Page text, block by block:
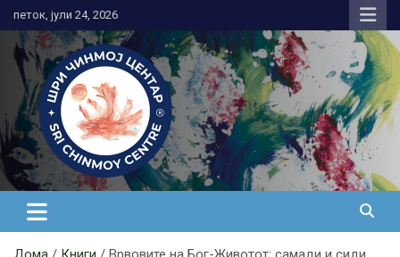
to
content
петок, јули 24, 2026
Медитација